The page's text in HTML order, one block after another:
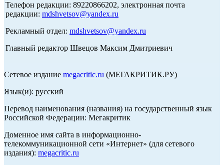
Телефон редакции: 89220866202, электронная почта
редакции: mdshvetsov@yandex.ru
Рекламный отдел: mdshvetsov@yandex.ru
Главный редактор Швецов Максим Дмитриевич
Сетевое издание megacritic.ru (МЕГАКРИТИК.РУ)
Язык(и): русский
Перевод наименования (названия) на государственный язык
Российской Федерации: Мегакритик
Доменное имя сайта в информационно-
телекоммуникационной сети «Интернет» (для сетевого
издания): megacritic.ru